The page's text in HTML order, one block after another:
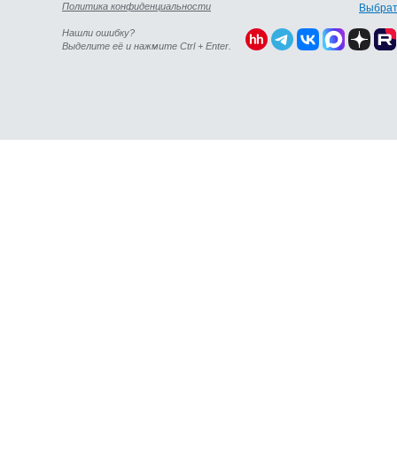
Политика конфиденциальности
Нашли ошибку?
Выделите её и нажмите Ctrl + Enter.